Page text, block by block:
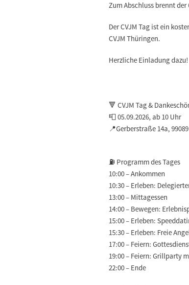
Zum Abschluss brennt
Der CVJM Tag ist ein
CVJM Thüringen.
Herzliche Einladung dazu!
🔻 CVJM Tag &
📮 05.09.2026, ab 10 Uhr
📍Gerberstraße 14a,
⛽️ Programm des Tages
10:00 – Ankommen
10:30 – Erleben:
13:00 – Mittagessen
14:00 – Bewegen:
15:00 – Erleben:
15:30 – Erleben: Freie
17:00 – Feiern:
19:00 – Feiern: Grillparty
22:00 – Ende